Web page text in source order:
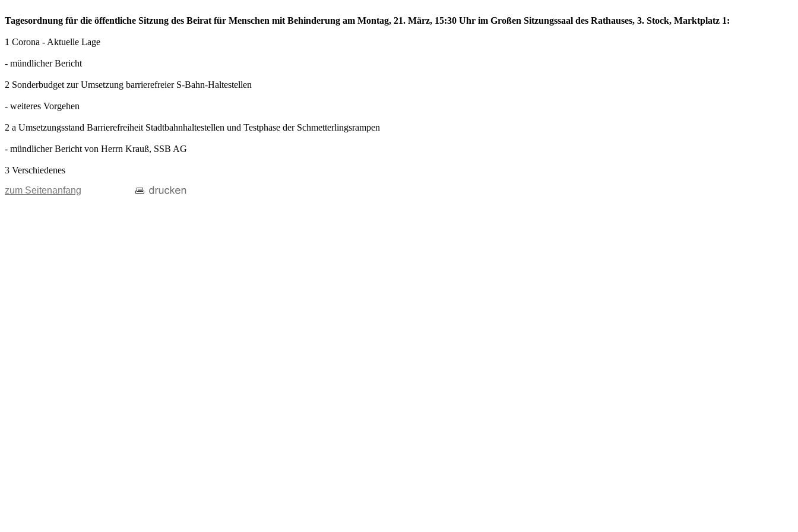
Tagesordnung für die öffentliche Sitzung des Beirat für Menschen mit Behinderung am Montag, 21. März, 15:30 Uhr im Großen Sitzungssaal des Rathauses, 3. Stock, Marktplatz 1:
1 Corona - Aktuelle Lage
- mündlicher Bericht
2 Sonderbudget zur Umsetzung barrierefreier S-Bahn-Haltestellen
- weiteres Vorgehen
2 a Umsetzungsstand Barrierefreiheit Stadtbahnhaltestellen und Testphase der Schmetterlingsrampen
- mündlicher Bericht von Herrn Krauß, SSB AG
3 Verschiedenes
zum Seitenanfang